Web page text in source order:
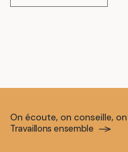
On écoute, on conseille,
Travaillons ensemble